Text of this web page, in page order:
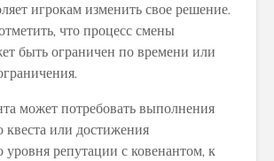
игрокам изменить свое решение.
что процесс смены
быть ограничен по времени или
может потребовать выполнения
квеста или достижения
уровня репутации с ковенантом, к